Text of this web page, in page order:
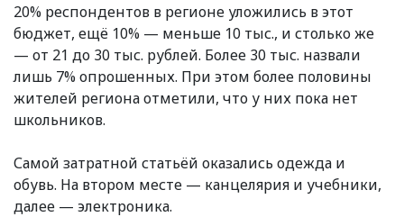
20% респондентов в регионе уложились в этот
бюджет, ещё 10% — меньше 10 тыс., и столько же
— от 21 до 30 тыс. рублей. Более 30 тыс. назвали
лишь 7% опрошенных. При этом более половины
жителей региона отметили, что у них пока нет
школьников.
Самой затратной статьёй оказались одежда и
обувь. На втором месте — канцелярия и учебники,
далее — электроника.